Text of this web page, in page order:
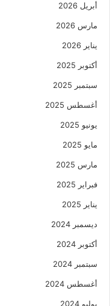
أبريل 2026
مارس 2026
يناير 2026
أكتوبر 2025
سبتمبر 2025
أغسطس 2025
يونيو 2025
مايو 2025
مارس 2025
فبراير 2025
يناير 2025
ديسمبر 2024
أكتوبر 2024
سبتمبر 2024
أغسطس 2024
يوليو 2024